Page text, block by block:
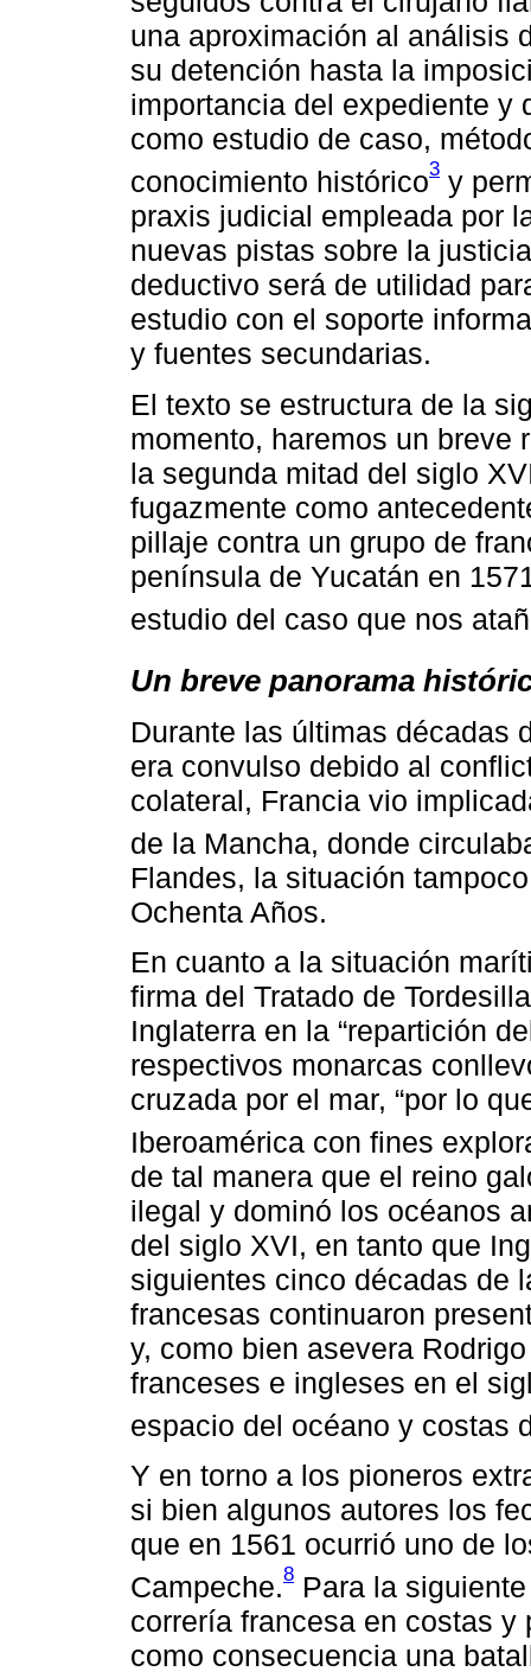
una aproximación al análisis
su detención hasta la
importancia del expediente y
como estudio de caso,
conocimiento histórico3 y
praxis judicial empleada por
nuevas pistas sobre la
deductivo será de utilidad
estudio con el soporte
y fuentes secundarias.
El texto se estructura de la
momento, haremos un breve
la segunda mitad del siglo
fugazmente como
pillaje contra un grupo de
península de Yucatán en
estudio del caso que nos
Un breve panorama
Durante las últimas décadas
era convulso debido al
colateral, Francia vio
de la Mancha, donde
Flandes, la situación
Ochenta Años.
En cuanto a la situación
firma del Tratado de
Inglaterra en la “repartición
respectivos monarcas
cruzada por el mar, “por lo
Iberoamérica con fines
de tal manera que el reino
ilegal y dominó los océanos
del siglo XVI, en tanto que
siguientes cinco décadas de
francesas continuaron
y, como bien asevera
franceses e ingleses en el
espacio del océano y costas
Y en torno a los pioneros
si bien algunos autores los
que en 1561 ocurrió uno de
Campeche.8 Para la
correría francesa en costas
como consecuencia una